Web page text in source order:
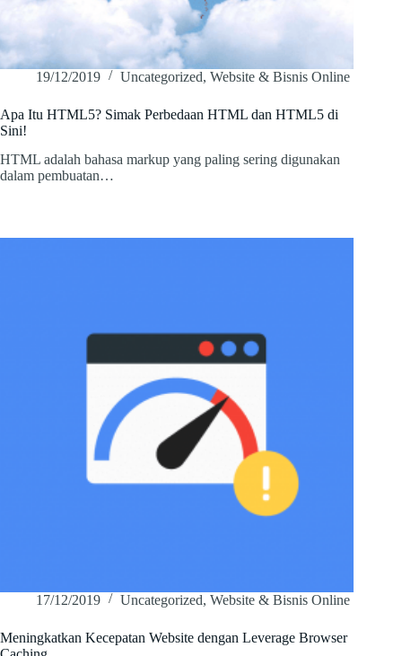
19/12/2019 Uncategorized, Website & Bisnis Online
Apa Itu HTML5? Simak Perbedaan HTML dan HTML5 di
Sini!
HTML adalah bahasa markup yang paling sering digunakan
dalam pembuatan…
17/12/2019 Uncategorized, Website & Bisnis Online
Meningkatkan Kecepatan Website dengan Leverage Browser